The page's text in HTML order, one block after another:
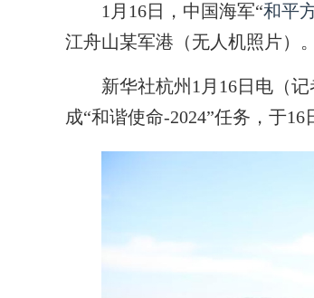
1月16日，中国海军“和平
江舟山某军港（无人机照片）
新华社杭州1月16日电（记
成“和谐使命-2024”任务，于